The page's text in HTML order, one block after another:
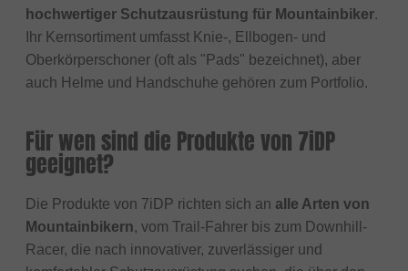
hochwertiger Schutzausrüstung für Mountainbiker.
Ihr Kernsortiment umfasst Knie-, Ellbogen- und
Oberkörperschoner (oft als "Pads" bezeichnet), aber
auch Helme und Handschuhe gehören zum Portfolio.
Für wen sind die Produkte von 7iDP
geeignet?
Die Produkte von 7iDP richten sich an alle Arten von
Mountainbikern, vom Trail-Fahrer bis zum Downhill-
Racer, die nach innovativer, zuverlässiger und